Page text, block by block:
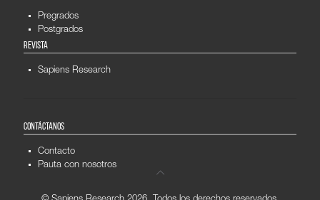
Pregrados
Postgrados
REVISTA
Sapiens Research
CONTÁCTANOS
Contacto
Pauta con nosotros